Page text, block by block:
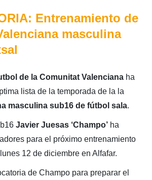
Entrenamiento de
masculina
de la Comunitat Valencianaha
lista de la temporada de la la
masculina sub16 de fútbol sala.
Javier Juesas ‘Champo’ha
para el próximo entrenamiento
12 de diciembre en Alfafar.
de Champo para preparar el